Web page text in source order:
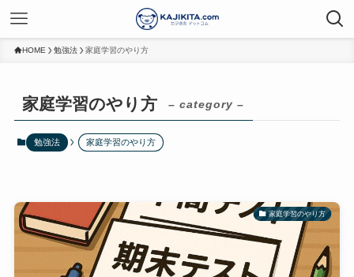
HOME 勉強法 家庭学習のやり方
家庭学習のやり方 – category –
勉強法 家庭学習のやり方
家庭学習のやり方